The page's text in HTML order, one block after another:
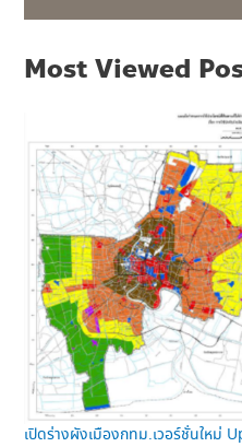
Most Viewed
เปิดร่างผังเมืองกทม.เวอร์ชั่นใหม่